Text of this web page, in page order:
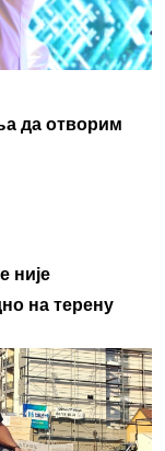
да отворим
није
на терену